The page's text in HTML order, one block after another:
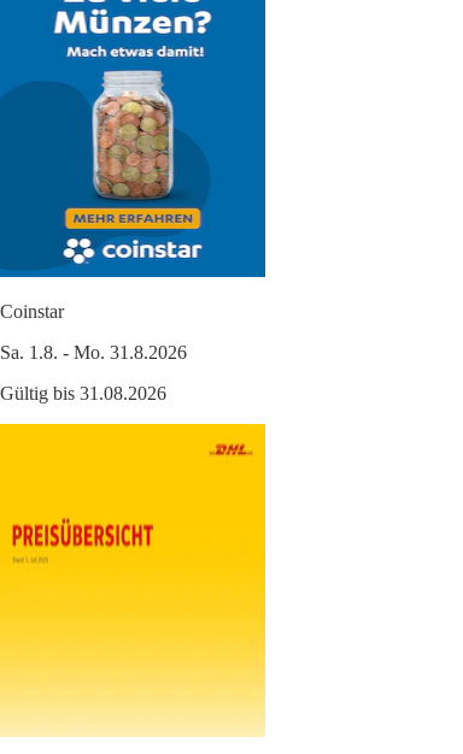
Coinstar
Sa. 1.8. - Mo. 31.8.2026
Gültig bis 31.08.2026